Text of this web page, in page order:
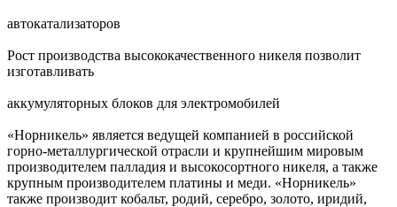
автокатализаторов
Рост производства высококачественного никеля позволит
изготавливать
аккумуляторных блоков для электромобилей
«Норникель» является ведущей компанией в российской
горно-металлургической отрасли и крупнейшим мировым
производителем палладия и высокосортного никеля, а также
крупным производителем платины и меди. «Норникель»
также производит кобальт, родий, серебро, золото, иридий,